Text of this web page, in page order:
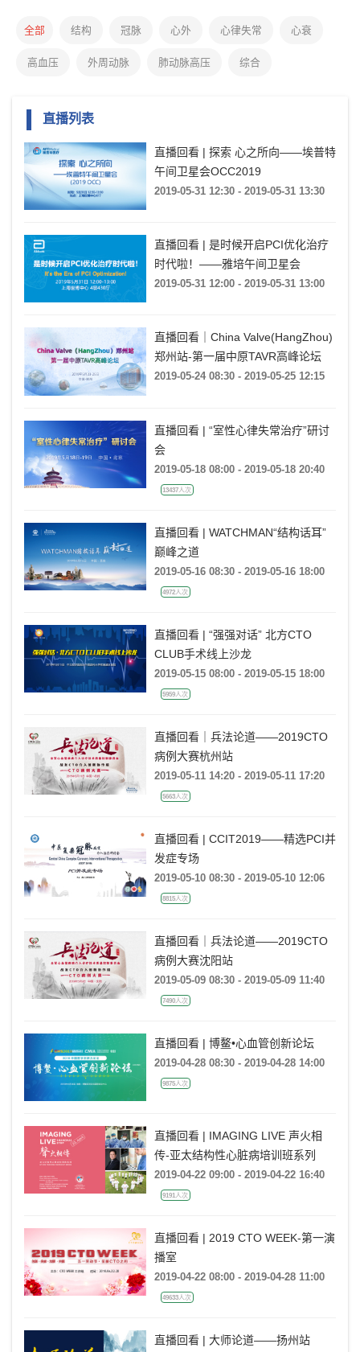
全部 结构 冠脉 心外 心律失常 心衰
高血压 外周动脉 肺动脉高压 综合
直播列表
直播回看 | 探索 心之所向——埃普特
午间卫星会OCC2019
2019-05-31 12:30 - 2019-05-31 13:30
直播回看 | 是时候开启PCI优化治疗
时代啦！——雅培午间卫星会
2019-05-31 12:00 - 2019-05-31 13:00
直播回看｜China Valve(HangZhou)
郑州站-第一届中原TAVR高峰论坛
2019-05-24 08:30 - 2019-05-25 12:15
直播回看 | “室性心律失常治疗”研讨
会
2019-05-18 08:00 - 2019-05-18 20:40
13437人次
直播回看 | WATCHMAN“结构话耳”
巅峰之道
2019-05-16 08:30 - 2019-05-16 18:00
4972人次
直播回看 | “强强对话” 北方CTO
CLUB手术线上沙龙
2019-05-15 08:00 - 2019-05-15 18:00
5959人次
直播回看｜兵法论道——2019CTO
病例大赛杭州站
2019-05-11 14:20 - 2019-05-11 17:20
5663人次
直播回看 | CCIT2019——精选PCI并
发症专场
2019-05-10 08:30 - 2019-05-10 12:06
8815人次
直播回看｜兵法论道——2019CTO
病例大赛沈阳站
2019-05-09 08:30 - 2019-05-09 11:40
7490人次
直播回看 | 博鳌•心血管创新论坛
2019-04-28 08:30 - 2019-04-28 14:00
9875人次
直播回看 | IMAGING LIVE 声火相
传-亚太结构性心脏病培训班系列
2019-04-22 09:00 - 2019-04-22 16:40
9191人次
直播回看 | 2019 CTO WEEK-第一演
播室
2019-04-22 08:00 - 2019-04-28 11:00
49633人次
直播回看 | 大师论道——扬州站